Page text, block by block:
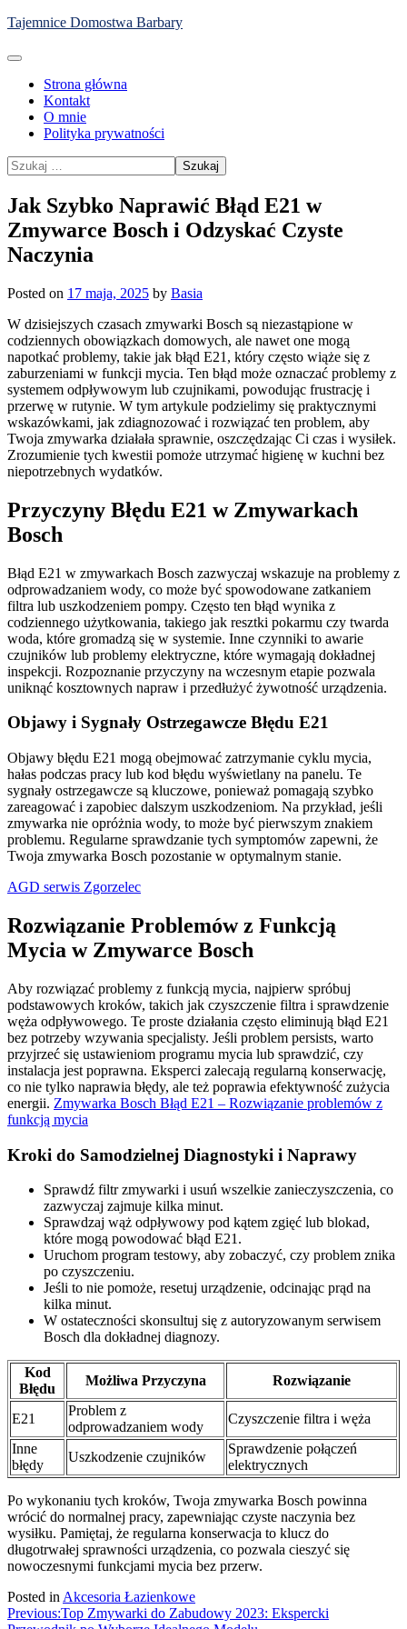
Skip
content
Tajemnice Domostwa Barbary
Strona główna
Kontakt
O mnie
Polityka prywatności
Szukaj:
Jak Szybko Naprawić Błąd E21 w
Zmywarce Bosch i Odzyskać Czyste
Naczynia
Posted on 17 maja, 2025 by Basia
W dzisiejszych czasach zmywarki Bosch są niezastąpione w
codziennych obowiązkach domowych, ale nawet one mogą
napotkać problemy, takie jak błąd E21, który często wiąże się z
zaburzeniami w funkcji mycia. Ten błąd może oznaczać problemy z
systemem odpływowym lub czujnikami, powodując frustrację i
przerwę w rutynie. W tym artykule podzielimy się praktycznymi
wskazówkami, jak zdiagnozować i rozwiązać ten problem, aby
Twoja zmywarka działała sprawnie, oszczędzając Ci czas i wysiłek.
Zrozumienie tych kwestii pomoże utrzymać higienę w kuchni bez
niepotrzebnych wydatków.
Przyczyny Błędu E21 w Zmywarkach
Bosch
Błąd E21 w zmywarkach Bosch zazwyczaj wskazuje na problemy z
odprowadzaniem wody, co może być spowodowane zatkaniem
filtra lub uszkodzeniem pompy. Często ten błąd wynika z
codziennego użytkowania, takiego jak resztki pokarmu czy twarda
woda, które gromadzą się w systemie. Inne czynniki to awarie
czujników lub problemy elektryczne, które wymagają dokładnej
inspekcji. Rozpoznanie przyczyny na wczesnym etapie pozwala
uniknąć kosztownych napraw i przedłużyć żywotność urządzenia.
Objawy i Sygnały Ostrzegawcze Błędu E21
Objawy błędu E21 mogą obejmować zatrzymanie cyklu mycia,
hałas podczas pracy lub kod błędu wyświetlany na panelu. Te
sygnały ostrzegawcze są kluczowe, ponieważ pomagają szybko
zareagować i zapobiec dalszym uszkodzeniom. Na przykład, jeśli
zmywarka nie opróżnia wody, to może być pierwszym znakiem
problemu. Regularne sprawdzanie tych symptomów zapewni, że
Twoja zmywarka Bosch pozostanie w optymalnym stanie.
AGD serwis Zgorzelec
Rozwiązanie Problemów z Funkcją
Mycia w Zmywarce Bosch
Aby rozwiązać problemy z funkcją mycia, najpierw spróbuj
podstawowych kroków, takich jak czyszczenie filtra i sprawdzenie
węża odpływowego. Te proste działania często eliminują błąd E21
bez potrzeby wzywania specjalisty. Jeśli problem persists, warto
przyjrzeć się ustawieniom programu mycia lub sprawdzić, czy
instalacja jest poprawna. Eksperci zalecają regularną konserwację,
co nie tylko naprawia błędy, ale też poprawia efektywność zużycia
energii. Zmywarka Bosch Błąd E21 – Rozwiązanie problemów z
funkcją mycia
Kroki do Samodzielnej Diagnostyki i Naprawy
Sprawdź filtr zmywarki i usuń wszelkie zanieczyszczenia, co
zazwyczaj zajmuje kilka minut.
Sprawdzaj wąż odpływowy pod kątem zgięć lub blokad,
które mogą powodować błąd E21.
Uruchom program testowy, aby zobaczyć, czy problem znika
po czyszczeniu.
Jeśli to nie pomoże, resetuj urządzenie, odcinając prąd na
kilka minut.
W ostateczności skonsultuj się z autoryzowanym serwisem
Bosch dla dokładnej diagnozy.
Kod
Błędu
Możliwa Przyczyna Rozwiązanie
E21
Problem z
odprowadzaniem wody
Czyszczenie filtra i węża
Inne
błędy
Uszkodzenie czujników
Sprawdzenie połączeń
elektrycznych
Po wykonaniu tych kroków, Twoja zmywarka Bosch powinna
wrócić do normalnej pracy, zapewniając czyste naczynia bez
wysiłku. Pamiętaj, że regularna konserwacja to klucz do
długotrwałej sprawności urządzenia, co pozwala cieszyć się
nowoczesnymi funkcjami mycia bez przerw.
Posted in Akcesoria Łazienkowe
Nawigacja
Previous:Top Zmywarki do Zabudowy 2023: Ekspercki